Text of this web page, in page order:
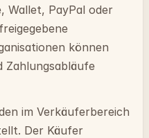
Wallet, PayPal oder
können
Zahlungsabläufe
im Verkäuferbereich
Der Käufer